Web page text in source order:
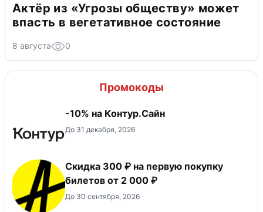
Актёр из «Угрозы обществу» может
впасть в вегетативное состояние
8 августа 0
Промокоды
-10% на Контур.Сайн
До 31 декабря, 2026
Скидка 300 ₽ на первую покупку
билетов от 2 000 ₽
До 30 сентября, 2026